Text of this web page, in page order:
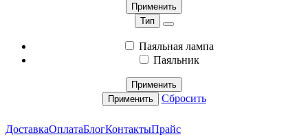
Применить
Тип
Паяльная лампа
Паяльник
Применить
Применить
Сбросить
ДоставкаОплатаБлогКонтактыПрайс